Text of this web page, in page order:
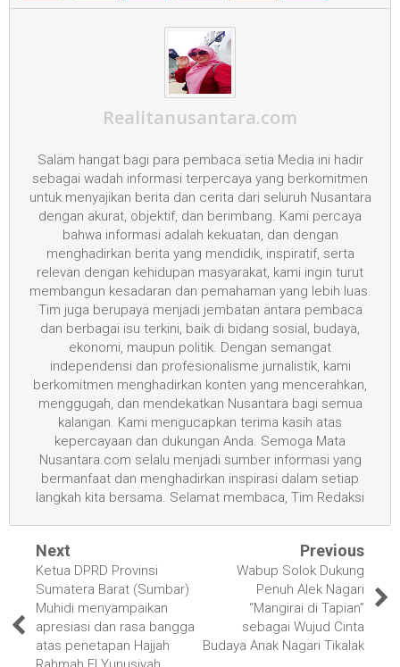
Realitanusantara.com
Salam hangat bagi para pembaca setia Media ini hadir
sebagai wadah informasi terpercaya yang berkomitmen
untuk menyajikan berita dan cerita dari seluruh Nusantara
dengan akurat, objektif, dan berimbang. Kami percaya
bahwa informasi adalah kekuatan, dan dengan
menghadirkan berita yang mendidik, inspiratif, serta
relevan dengan kehidupan masyarakat, kami ingin turut
membangun kesadaran dan pemahaman yang lebih luas.
Tim juga berupaya menjadi jembatan antara pembaca
dan berbagai isu terkini, baik di bidang sosial, budaya,
ekonomi, maupun politik. Dengan semangat
independensi dan profesionalisme jurnalistik, kami
berkomitmen menghadirkan konten yang mencerahkan,
menggugah, dan mendekatkan Nusantara bagi semua
kalangan. Kami mengucapkan terima kasih atas
kepercayaan dan dukungan Anda. Semoga Mata
Nusantara.com selalu menjadi sumber informasi yang
bermanfaat dan menghadirkan inspirasi dalam setiap
langkah kita bersama. Selamat membaca, Tim Redaksi
Next
Ketua DPRD Provinsi
Sumatera Barat (Sumbar)
Muhidi menyampaikan
apresiasi dan rasa bangga
atas penetapan Hajjah
Previous
Wabup Solok Dukung
Penuh Alek Nagari
“Mangirai di Tapian”
sebagai Wujud Cinta
Budaya Anak Nagari Tikalak